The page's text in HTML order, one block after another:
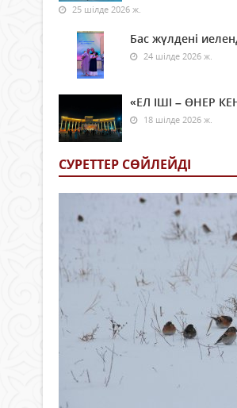
25 шілде 2026 ж.
Бас жүлдені
24 шілде 2026 ж.
«ЕЛ ІШІ – ӨНЕР
18 шілде 2026 ж.
СУРЕТТЕР СӨЙЛЕЙДI